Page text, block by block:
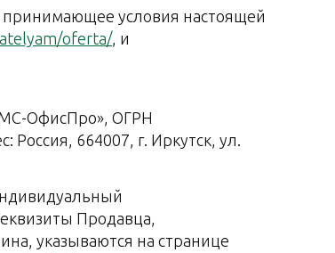
условия настоящей
oferta/, и
ОфисПро», ОГРН
664007, г. Иркутск, ул.
Продавца,
указываются на странице